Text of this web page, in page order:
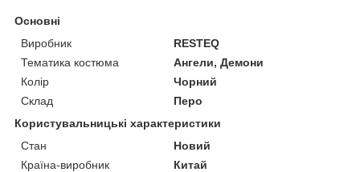
Основні
Виробник
RESTEQ
Тематика костюма
Ангели, Демони
Колір
Чорний
Склад
Перо
Користувальницькі характеристики
Стан
Новий
Країна-виробник
Китай